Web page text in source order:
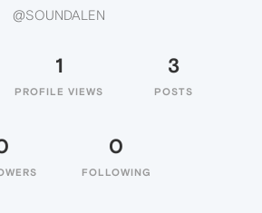
@SOUNDALEN
1
PROFILE VIEWS
3
POSTS
0
FOLLOWING